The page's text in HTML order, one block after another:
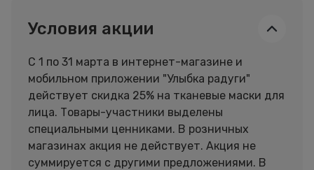
Условия акции
С 1 по 31 марта в интернет-магазине и
мобильном приложении "Улыбка радуги"
действует скидка 25% на тканевые маски для
лица. Товары-участники выделены
специальными ценниками. В розничных
магазинах акция не действует. Акция не
суммируется с другими предложениями. В